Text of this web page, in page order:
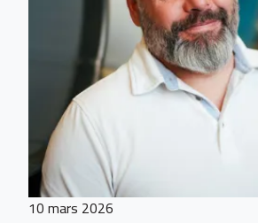
10 mars 2026